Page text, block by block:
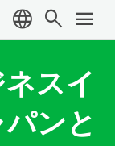
language search menu
スイ
ンと